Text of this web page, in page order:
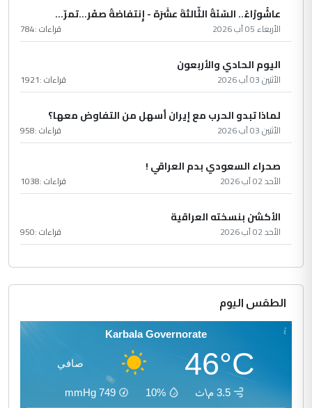
عاشُورْاءُ.. السّنَةُ الثّالثةَ عشَرَة - إِنتفاضةُ صفَر…تمرّ...
الأربعاء 05 آب 2026 قراءات :784
اليوم الحادي والأربعون
الأثنين 03 آب 2026 قراءات :1921
لماذا تبدو الحرب مع إيران أسهل من التفاوض معها؟
الأثنين 03 آب 2026 قراءات :958
صحراء السعودي بدم العراقي !
الأحد 02 آب 2026 قراءات :1038
الأكشن بنسخته العراقية
الأحد 02 آب 2026 قراءات :950
الطقس اليوم
Karbala Governorate
46°C صافي
3.5 م\ث 10%
749
mmHg